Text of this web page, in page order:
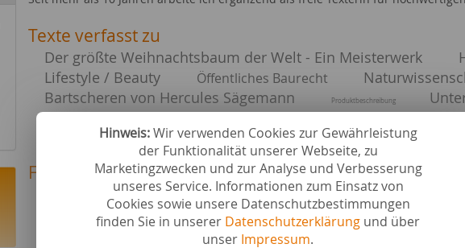
Hinweis:Wir verwenden Cookies zur Gewährleistung
der Funktionalität unserer Webseite, zu
Marketingzwecken und zur Analyse und Verbesserung
unseres Service. Informationen zum Einsatz von
Cookies sowie unsere Datenschutzbestimmungen
finden Sie in unserer Datenschutzerklärung und über
unser Impressum.
Texte verfasst zu
Der größte Weihnachtsbaum der Welt - Ein Meisterwerk
Lifestyle / Beauty
Öffentliches Baurecht
Bartscheren von Hercules Sägemann
Produktbeschreibung
Dienstleistungsbeschreibungen
Fachgebiete bei content.de
Essen & Trinken
Bauen & Renovieren
Immobilien
Technik